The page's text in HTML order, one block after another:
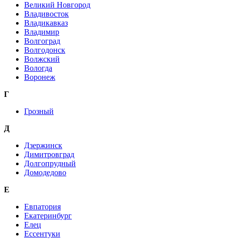
Великий Новгород
Владивосток
Владикавказ
Владимир
Волгоград
Волгодонск
Волжский
Вологда
Воронеж
Г
Грозный
Д
Дзержинск
Димитровград
Долгопрудный
Домодедово
Е
Евпатория
Екатеринбург
Елец
Ессентуки